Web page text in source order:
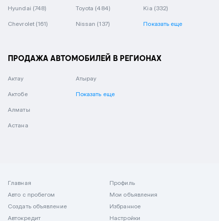
Hyundai (748) Toyota (484) Kia (332)
Chevrolet (161) Nissan (137) Показать еще
ПРОДАЖА АВТОМОБИЛЕЙ В РЕГИОНАХ
Актау
Актобе
Алматы
Астана
Атырау
Показать еще
Главная
Авто с пробегом
Создать объявление
Автокредит
Профиль
Мои объявления
Избранное
Настройки